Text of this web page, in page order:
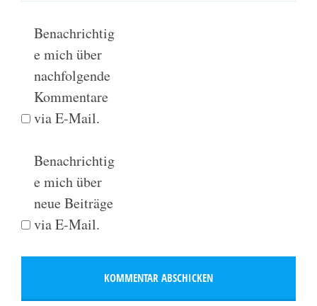
Benachrichtig
e mich über
nachfolgende
Kommentare
via E-Mail.
Benachrichtig
e mich über
neue Beiträge
via E-Mail.